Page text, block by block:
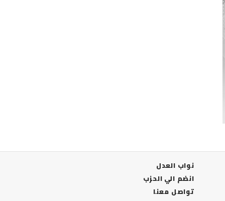
نواب العدل
انضم الي الحزب
تواصل معنا